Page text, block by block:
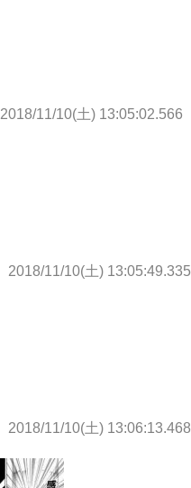
2018/11/10(土) 13:05:02.566
2018/11/10(土) 13:05:49.335
2018/11/10(土) 13:06:13.468